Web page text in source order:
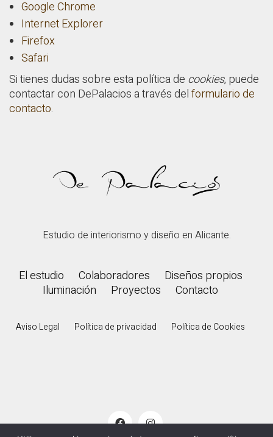
Google Chrome
Internet Explorer
Firefox
Safari
Si tienes dudas sobre esta política de cookies, puede
contactar con DePalacios a través delformulario de
contacto.
Estudio de interiorismo y diseño en Alicante.
El estudio Colaboradores
Diseños propios
Iluminación
Proyectos Contacto
Aviso Legal Política de privacidad Política de Cookies